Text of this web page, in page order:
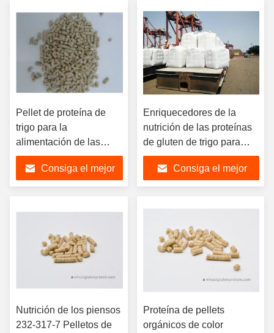
Pellet de proteína de
trigo para la
alimentación de las
anguilas, el salmón de
camarón, etc.
Consiga el mejor
Enriquecedores de la
nutrición de las proteínas
de gluten de trigo para
piensos 24 meses
Consiga el mejor
Nutrición de los piensos
232-317-7 Pelletos de
Proteína de pellets
orgánicos de color